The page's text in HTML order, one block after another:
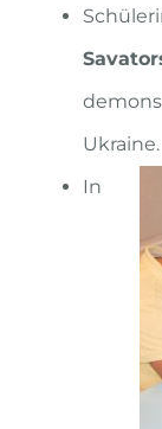
Ukraine.
In